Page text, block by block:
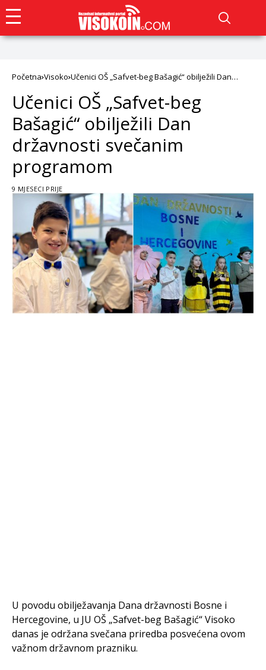
Početna Visoko Učenici OŠ „Safvet-beg Bašagić“ obilježili Dan
Učenici OŠ „Safvet-beg
Bašagić“ obilježili Dan
državnosti svečanim
programom
9 MJESECI PRIJE
U povodu obilježavanja Dana državnosti Bosne i
Hercegovine, u JU OŠ „Safvet-beg Bašagić“ Visoko
danas je održana svečana priredba posvećena ovom
važnom državnom prazniku.